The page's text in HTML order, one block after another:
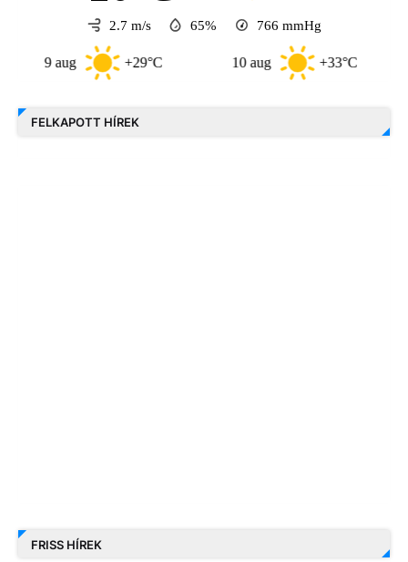
2.7 m/s 65% 766 mmHg
9 aug +29°C 10 aug +33°C
FELKAPOTT HÍREK
FRISS HÍREK